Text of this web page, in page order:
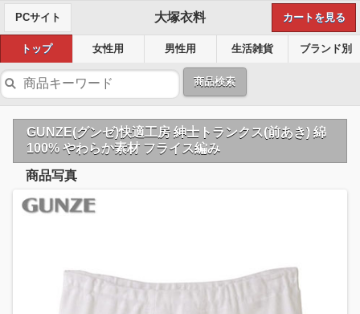
PCサイト 大塚衣料 カートを見る
トップ 女性用 男性用 生活雑貨 ブランド別
商品検索
GUNZE(グンゼ)快適工房 紳士トランクス(前あき) 綿
100% やわらか素材 フライス編み
商品写真